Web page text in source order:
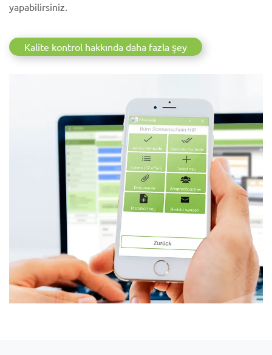
yapabilirsiniz.
Kalite kontrol hakkında daha fazla şey